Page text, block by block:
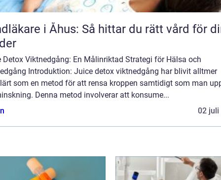
i Åhus: Så hittar du rätt vård för
Detox Viktnedgång: En Målinriktad Strategi för Hälsa och
Introduktion: Juice detox viktnedgång har blivit alltmer
som en metod för att rensa kroppen samtidigt som man
Denna metod involverar att konsume...
02 juli